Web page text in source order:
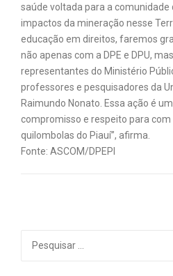
saúde voltada para a comunidade
impactos da mineração nesse
educação em direitos, faremos
não apenas com a DPE e DPU,
representantes do Ministério
professores e pesquisadores da
Raimundo Nonato. Essa ação é
compromisso e respeito para
quilombolas do Piauí”, afirma.
Fonte: ASCOM/DPEPI
por: